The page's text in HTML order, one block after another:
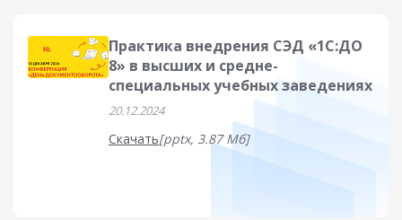
Практика внедрения СЭД «1С:ДО
8» в высших и средне-
специальных учебных заведениях
20.12.2024
Скачать[pptx, 3.87 Мб]